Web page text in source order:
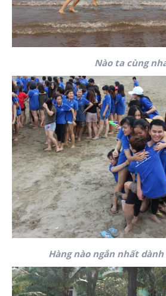
Nào ta cùng
Hàng nào ngắn nhất